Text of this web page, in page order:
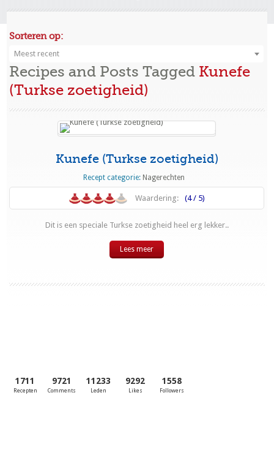
Sorteren op:
Meest recent
Recipes and Posts Tagged Kunefe
(Turkse zoetigheid)
Kunefe (Turkse zoetigheid)
Recept categorie: Nagerechten
Waardering: (4 / 5)
Dit is een speciale Turkse zoetigheid heel erg lekker..
Lees meer
1711
Recepten
9721
Comments
11233
Leden
9292
Likes
1558
Followers